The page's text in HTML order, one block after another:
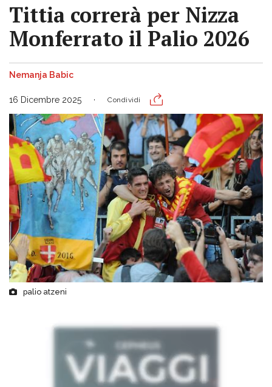
Tittia correrà per Nizza
Monferrato il Palio 2026
Nemanja Babic
16 Dicembre 2025 Condividi
palio atzeni